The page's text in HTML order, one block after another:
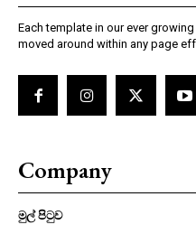
Each template in our ever
moved around within any page
Company
මුල් පිටුව